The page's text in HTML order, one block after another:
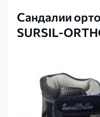
Сандалии
SURSIL-